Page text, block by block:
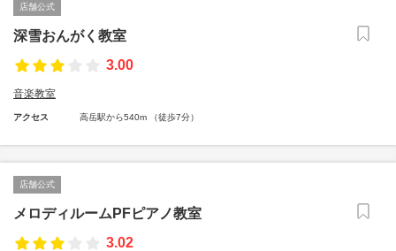
店舗公式
深雪おんがく教室
3.00
音楽教室
アクセス 高岳駅から540m （徒歩7分）
店舗公式
メロディルームPFピアノ教室
3.02